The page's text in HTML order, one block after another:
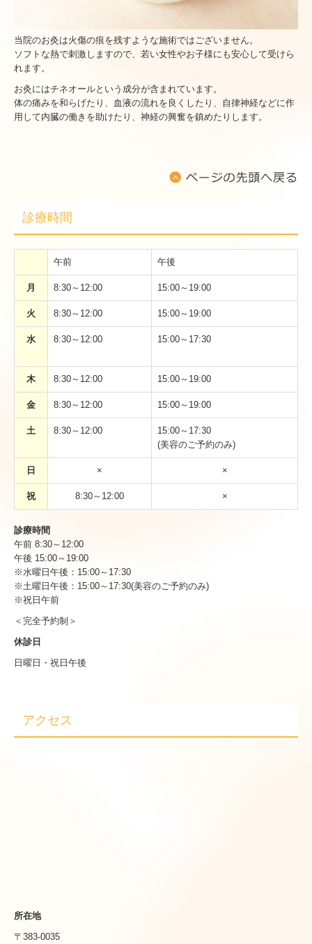
当院のお灸は火傷の痕を残すような施術ではございません。
ソフトな熱で刺激しますので、若い女性やお子様にも安心して受けら
れます。
お灸にはチネオールという成分が含まれています。
体の痛みを和らげたり、血液の流れを良くしたり、自律神経などに作
用して内臓の働きを助けたり、神経の興奮を鎮めたりします。
診療時間
午前 午後
月 8:30～12:00 15:00～19:00
火 8:30～12:00 15:00～19:00
水 8:30～12:00 15:00～17:30
木 8:30～12:00 15:00～19:00
金 8:30～12:00 15:00～19:00
土 8:30～12:00
15:00～17:30
(美容のご予約のみ)
日 × ×
祝 8:30～12:00 ×
診療時間
午前 8:30～12:00
午後 15:00～19:00
※水曜日午後：15:00～17:30
※土曜日午後：15:00～17:30(美容のご予約のみ)
※祝日午前
＜完全予約制＞
休診日
日曜日・祝日午後
アクセス
所在地
〒383-0035